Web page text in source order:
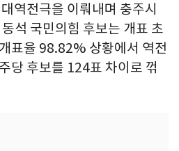
역전극을 이뤄내며 충주시
석 국민의힘 후보는 개표 초
표율 98.82% 상황에서 역전
당 후보를 124표 차이로 꺾